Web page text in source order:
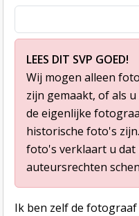
LEES DIT SVP GOED!
Wij mogen alleen
zijn gemaakt, of als
de eigenlijke
historische foto's
foto's verklaart u dat
auteursrechten
Ik ben zelf de